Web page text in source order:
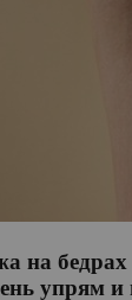
на
упрям и